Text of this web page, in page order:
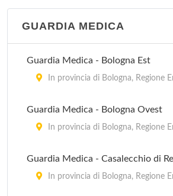
GUARDIA MEDICA
Guardia Medica - Bologna Est
In provincia di Bologna, Regione
Guardia Medica - Bologna Ovest
In provincia di Bologna, Regione
Guardia Medica - Casalecchio di
In provincia di Bologna, Regione